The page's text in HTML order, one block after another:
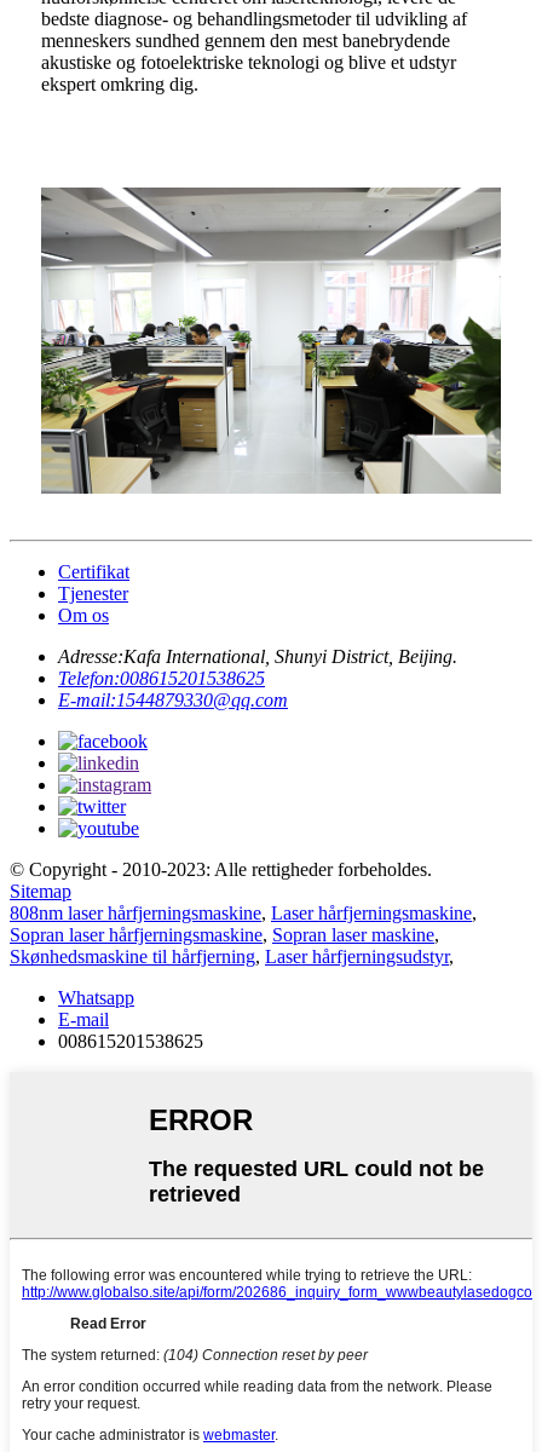
bedste diagnose- og behandlingsmetoder til udvikling af
menneskers sundhed gennem den mest banebrydende
akustiske og fotoelektriske teknologi og blive et udstyr
ekspert omkring dig.
Certifikat
Tjenester
Om os
Adresse:Kafa International, Shunyi District, Beijing.
Telefon:008615201538625
E-mail:1544879330@qq.com
© Copyright - 2010-2023: Alle rettigheder forbeholdes.
Sitemap
808nm laser hårfjerningsmaskine, Laser hårfjerningsmaskine,
Sopran laser hårfjerningsmaskine, Sopran laser maskine,
Skønhedsmaskine til hårfjerning, Laser hårfjerningsudstyr,
Whatsapp
E-mail
008615201538625